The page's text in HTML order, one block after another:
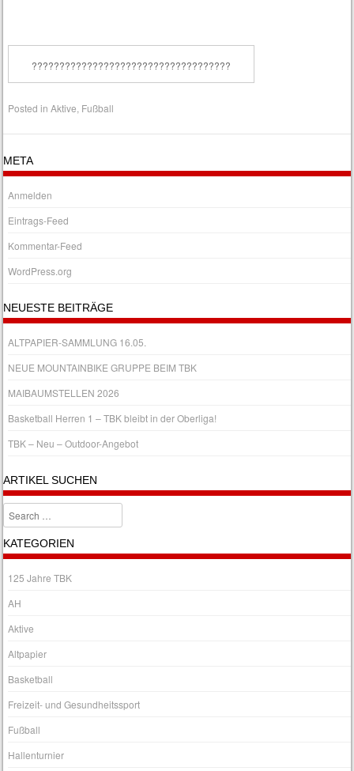
????????????????????????????????????
Posted inAktive Fußball
META
Anmelden
Eintrags-Feed
Kommentar-Feed
WordPress.org
NEUESTE BEITRÄGE
ALTPAPIER-SAMMLUNG 16.05.
NEUE MOUNTAINBIKE GRUPPE BEIM TBK
MAIBAUMSTELLEN 2026
Basketball Herren 1 – TBK bleibt in der Oberliga!
TBK – Neu – Outdoor-Angebot
ARTIKEL SUCHEN
Search
KATEGORIEN
125 Jahre TBK
AH
Aktive
Altpapier
Basketball
Freizeit- und Gesundheitssport
Fußball
Hallenturnier